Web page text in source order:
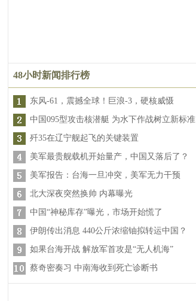
48小时新闻排行榜
东风-61，震撼全球！巨浪-3，硬核威慑
中国095型攻击核潜艇 为水下作战树立新标准
歼35在辽宁舰起飞的关键装置
美军最贵舰载机开始量产，中国又落后了？
美军报告：台海一旦冲突，美军无力干预
北大深夜突然换帅 内幕曝光
中国“神秘库存”曝光，市场开始慌了
伊朗传出消息 440公斤浓缩铀拟转运中国？
如果台海开战 解放军首攻是“无人机海”
蔡奇密奏习 中南海收到死亡诊断书